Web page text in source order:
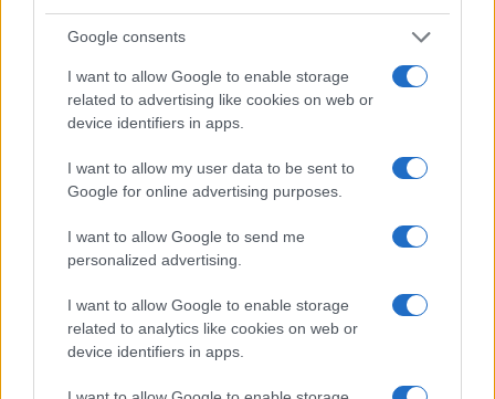
Google consents
I want to allow Google to enable storage
related to advertising like cookies on web or
device identifiers in apps.
I want to allow my user data to be sent to
Google for online advertising purposes.
I want to allow Google to send me
personalized advertising.
I want to allow Google to enable storage
related to analytics like cookies on web or
device identifiers in apps.
La Maddalena, festa per i 30 anni del Diving
center di Tegge
Esce di strada con l’auto ad Arzachena: ferito il
conducente
Turiste si perdono a Tavolara: salvate dai vigili
del fuoco
Meteo Olbia 6 agosto, migliora il tempo in
Gallura